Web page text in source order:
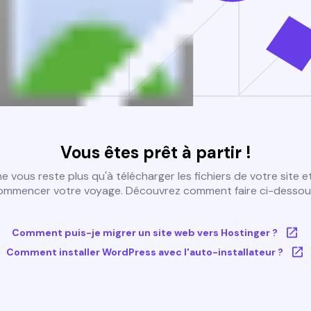
Vous êtes prêt à partir !
vous reste plus qu'à télécharger les fichiers de votre site
votre voyage. Découvrez comment faire ci-
Comment puis-je migrer un site web vers Hostinger ?
Comment installer WordPress avec l'auto-installateur ?